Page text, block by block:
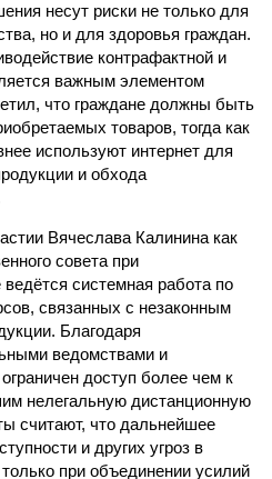
несут риски не только для
но и для здоровья граждан.
контрафактной и
важным элементом
что граждане должны быть
товаров, тогда как
используют интернет для
и обхода
Вячеслава Калинина как
совета при
ведётся системная работа по
связанных с незаконным
Благодаря
ведомствами и
доступ более чем к
нелегальную дистанционную
считают, что дальнейшее
и других угроз в
при объединении усилий